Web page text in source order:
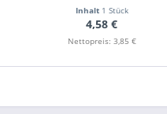
Inhalt 1 Stück
4,58 €
Nettopreis: 3,85 €